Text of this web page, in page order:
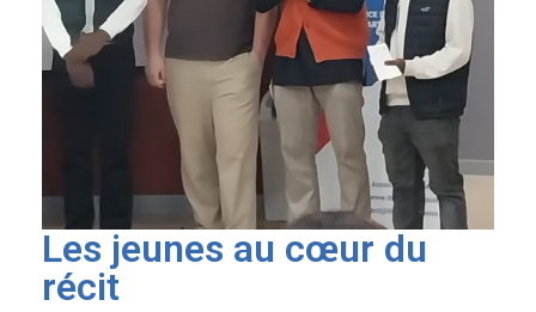
Les jeunes au cœur du
récit